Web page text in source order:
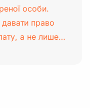
особи.
право
а не лише…